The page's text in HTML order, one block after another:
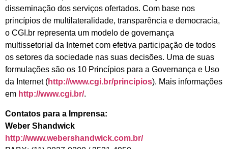
disseminação dos serviços ofertados. Com base nos
princípios de multilateralidade, transparência e democracia,
o CGI.br representa um modelo de governança
multissetorial da Internet com efetiva participação de todos
os setores da sociedade nas suas decisões. Uma de suas
formulações são os 10 Princípios para a Governança e Uso
da Internet (http://www.cgi.br/principios). Mais informações
em http://www.cgi.br/.
Contatos para a Imprensa:
Weber Shandwick
http://www.webershandwick.com.br/